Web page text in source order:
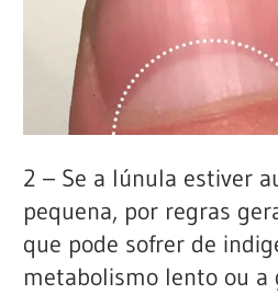
2 – Se a lúnula estiver
pequena, por regras
que pode sofrer de
metabolismo lento ou a